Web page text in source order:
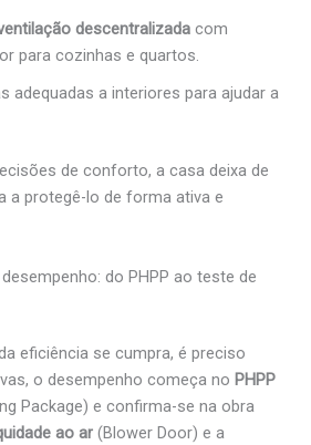
descentralizadacom
para cozinhas e quartos.
adequadas a interiores para ajudar a
de conforto, a casa deixa de
a protegê-lo de forma ativa e
do PHPP ao teste de
eficiência se cumpra, é preciso
o desempenho começa no PHPP
Package) e confirma-se na obra
ao ar (Blower Door) e a